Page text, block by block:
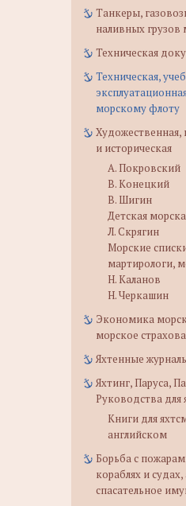
Танкеры,
наливных
Техническая
Техническая,
морскому флоту
Художественная,
и историческая
А. Покровский
В. Конецкий
В. Шигин
Детская
Л. Скрягин
Морские
мартирологи,
Н. Каланов
Н. Черкашин
Экономика
морское
Яхтенные
Яхтинг, Паруса,
Руководства для
Книги для
английском
Борьба с
кораблях и
спасательное